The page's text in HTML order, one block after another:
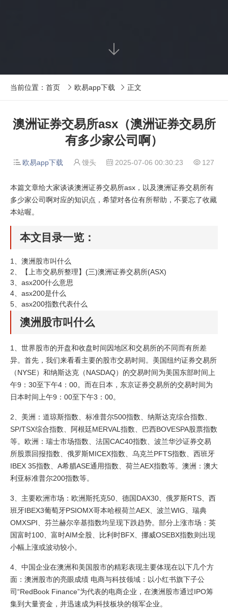

当前位置： 首页  欧易app下载  正文
澳洲证券交易所asx（澳洲证券交易所
有多少家公司啊）
 欧易app下载  馒头  2025-07-06 00:30:23  127
本篇文章给大家谈谈澳洲证券交易所asx，以及澳洲证券交易所有
多少家公司啊对应的知识点，希望对各位有所帮助，不要忘了收藏
本站喔。
本文目录一览：
1、 澳洲股市叫什么
2、
【上市交易所整理】(三)澳洲证券交易所(ASX)
3、 asx200什么意思
4、 asx200是什么
5、 asx200指数代表什么
澳洲股市叫什么
1、世界股市的开盘和收盘时间因地区和交易所的不同而有所差
异。首先，我们来看看主要的股市交易时间。美国纽约证券交易所
（NYSE）和纳斯达克（NASDAQ）的交易时间为美国东部时间上
午9：30至下午4：00。而在日本，东京证券交易所的交易时间为
日本时间上午9：00至下午3：00。
2、美洲：道琼斯指数、标准普尔500指数、纳斯达克综合指数、
SP/TSX综合指数、阿根廷MERVAL指数、巴西BOVESPA股票指数
等。欧洲：瑞士市场指数、法国CAC40指数、波兰华沙证券交易
所股票回报指数、俄罗斯MICEX指数、乌克兰PFTS指数、西班牙
IBEX 35指数、A希腊ASE通用指数、荷兰AEX指数等。澳洲：澳大
利亚标准普尔200指数等。
3、主要欧洲市场：欧洲斯托克50、德国DAX30、俄罗斯RTS、西
班牙IBEX3葡萄牙PSIOMX哥本哈根荷兰AEX、波兰WIG、瑞典
OMXSPI、芬兰赫尔辛基指数均呈现下跌趋势。部分上涨市场：英
国富时100、富时AIM全股、比利时BFX、挪威OSEBX指数则出现
小幅上涨或波动较小。
4、中国企业在澳洲和美国股市的精彩表现主要体现在以下几个方
面：澳洲股市的亮眼成绩 电商与科技领域：以小红书旗下子公
司“RedBook Finance”为代表的电商企业，在澳洲股市通过IPO筹
集到大量资金，并迅速成为科技板块的领军企业。